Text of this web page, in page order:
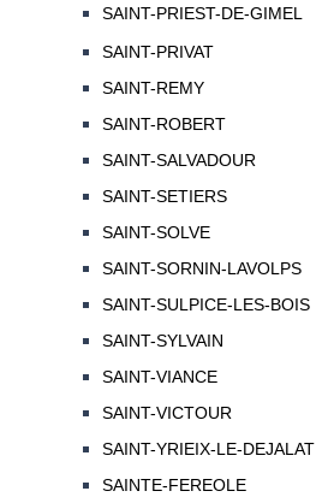
SAINT-PRIEST-DE-GIMEL
SAINT-PRIVAT
SAINT-REMY
SAINT-ROBERT
SAINT-SALVADOUR
SAINT-SETIERS
SAINT-SOLVE
SAINT-SORNIN-LAVOLPS
SAINT-SULPICE-LES-BOIS
SAINT-SYLVAIN
SAINT-VIANCE
SAINT-VICTOUR
SAINT-YRIEIX-LE-DEJALAT
SAINTE-FEREOLE